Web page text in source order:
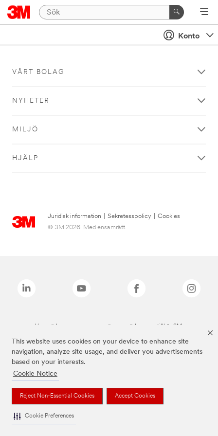
This website uses cookies on your device to enhance site
navigation, analyze site usage, and deliver you advertisements
based on your interests.
Cookie Notice
Reject Non-Essential Cookies Accept Cookies
Cookie Preferences
Konto
VÅRT BOLAG
NYHETER
MILJÖ
HJÄLP
Juridisk information Sekretesspolicy
Cookies
© 3M 2026. Med ensamrätt.
Varumärken som anges ovan är varumärken som tillhör 3M.